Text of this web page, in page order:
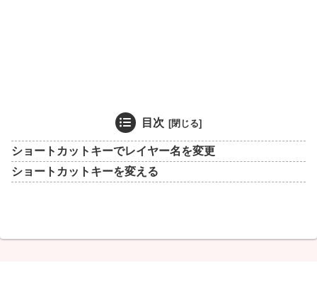
目次
ショートカットキーでレイヤー名を変更
ショートカットキーを変える